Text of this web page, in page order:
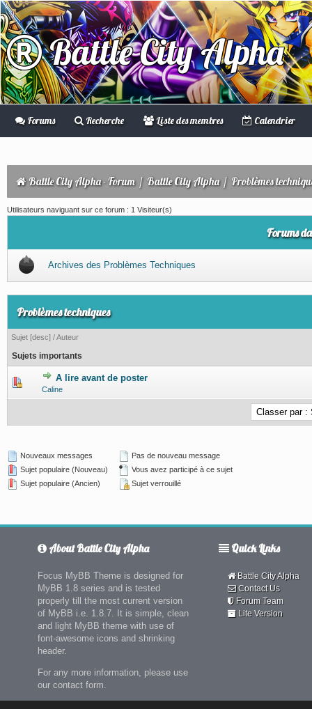
Battle City Alpha
Forums Recherche Liste des membres Calendrier
Battle City Alpha - Forum/ Battle City Alpha / Problèmes
Utilisateurs naviguant sur ce forum : 1 Visiteur(s)
Forums
Archives des Problèmes Techniques
Problèmes techniques
Sujet [desc] /Auteur
Sujets importants
A lire avant de poster
Caline
0 Votes - 0 sur 5 en moyenne
Nouveaux messages
Sujet populaire (Nouveau)
Sujet populaire (Ancien)
Pas de nouveau message
Vous avez participé à ce sujet
Sujet verrouillé
About Battle City Alpha
Focus MyBB Theme is designed for
MyBB 1.8 series and is tested
properly till the most current version
of MyBB i.e. 1.8.7. It is simple, clean
and light MyBB theme with use of
font-awesome icons and shrinking
header.
For any more information, please use
our contact form.
Quick Links
Battle City Alpha
Contact Us
Forum Team
Lite Version